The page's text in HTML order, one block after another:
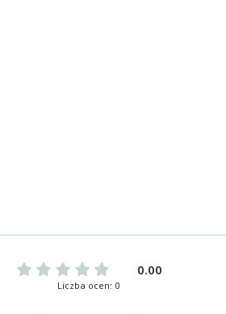
0.00
Liczba ocen: 0